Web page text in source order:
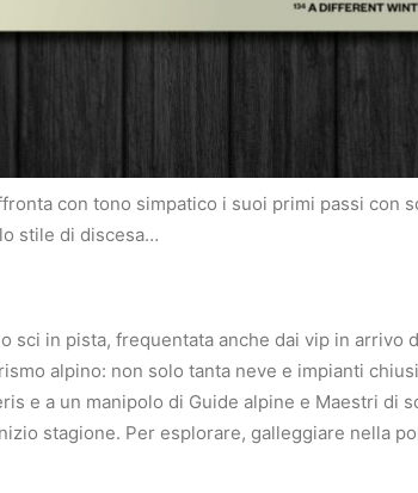
con tono simpatico i suoi primi passi con
stile di discesa…
sci in pista, frequentata anche dai vip in arrivo
alpino: non solo tanta neve e impianti
e a un manipolo di Guide alpine e Maestri di
stagione. Per esplorare, galleggiare nella